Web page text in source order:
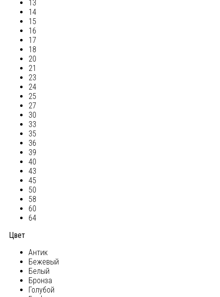
13
14
15
16
17
18
20
21
23
24
25
27
30
33
35
36
39
40
43
45
50
58
60
64
Цвет
Антик
Бежевый
Белый
Бронза
Голубой